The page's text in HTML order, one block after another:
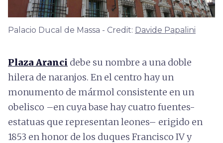
Palacio Ducal de Massa - Credit: Davide Papalini
Plaza Aranci debe su nombre a una doble
hilera de naranjos. En el centro hay un
monumento de mármol consistente en un
obelisco –en cuya base hay cuatro fuentes-
estatuas que representan leones– erigido en
1853 en honor de los duques Francisco IV y